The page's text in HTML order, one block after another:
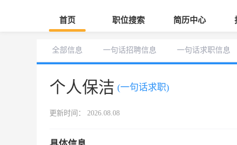
首页 职位搜索 简历中心
全部信息 一句话招聘信息 一句话求职信息
个人保洁 (一句话求职)
更新时间： 2026.08.08